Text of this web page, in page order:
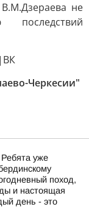
не
последствий
Черкесии"
уже
поход,
и настоящая
день - это